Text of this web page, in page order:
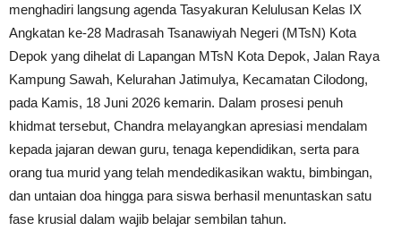
menghadiri langsung agenda Tasyakuran Kelulusan Kelas IX
Angkatan ke-28 Madrasah Tsanawiyah Negeri (MTsN) Kota
Depok yang dihelat di Lapangan MTsN Kota Depok, Jalan Raya
Kampung Sawah, Kelurahan Jatimulya, Kecamatan Cilodong,
pada Kamis, 18 Juni 2026 kemarin. Dalam prosesi penuh
khidmat tersebut, Chandra melayangkan apresiasi mendalam
kepada jajaran dewan guru, tenaga kependidikan, serta para
orang tua murid yang telah mendedikasikan waktu, bimbingan,
dan untaian doa hingga para siswa berhasil menuntaskan satu
fase krusial dalam wajib belajar sembilan tahun.